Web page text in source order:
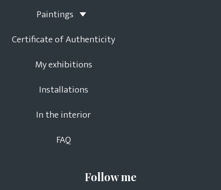
Paintings
Certificate of Authenticity
My exhibitions
Installations
In the interior
FAQ
Follow me